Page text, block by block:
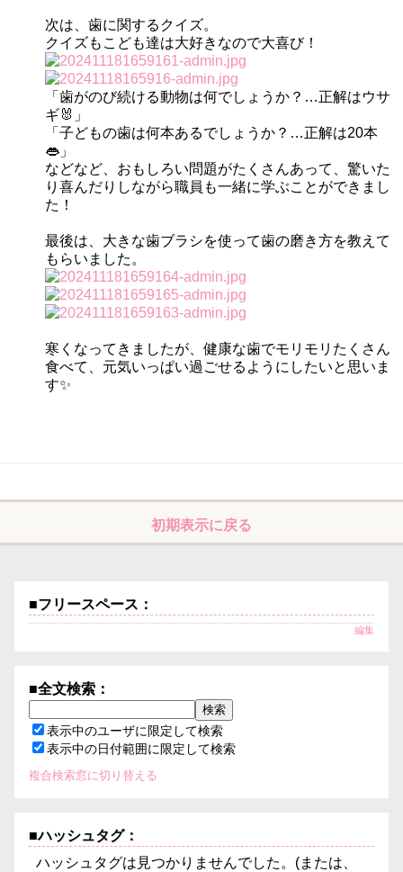
次は、歯に関するクイズ。
クイズもこども達は大好きなので大喜び！
「歯がのび続ける動物は何でしょうか？…正解はウサ
ギ🐰」
「子どもの歯は何本あるでしょうか？…正解は20本
👄」
などなど、おもしろい問題がたくさんあって、驚いた
り喜んだりしながら職員も一緒に学ぶことができまし
た！
最後は、大きな歯ブラシを使って歯の磨き方を教えて
もらいました。
寒くなってきましたが、健康な歯でモリモリたくさん
食べて、元気いっぱい過ごせるようにしたいと思いま
す✨
初期表示に戻る
■フリースペース：
編集
■全文検索：
表示中のユーザに限定して検索
表示中の日付範囲に限定して検索
複合検索窓に切り替える
■ハッシュタグ：
ハッシュタグは見つかりませんでした。(または、